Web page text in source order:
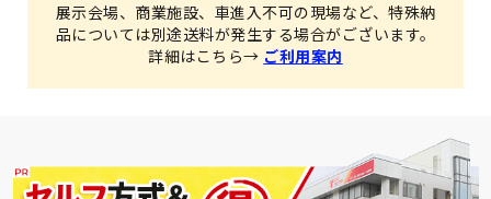
展示会場、商業施設、車進入不可の現場など、特殊納
品については別途送料が発生する場合がございます。
詳細はこちら→ ご利用案内